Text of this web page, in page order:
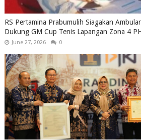
RS Pertamina Prabumulih Siagakan
Dukung GM Cup Tenis Lapangan Zona 4
June 27, 2026 0